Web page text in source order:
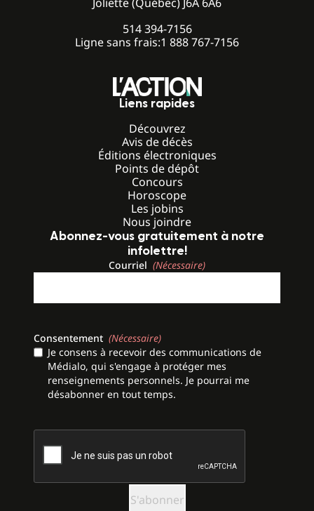
514 394-7156
Ligne sans frais:1 888 767-7156
Liens rapides
Découvrez
Avis de décès
Éditions électroniques
Points de dépôt
Concours
Horoscope
Les jobins
Nous joindre
Abonnez-vous gratuitement à notre
infolettre!
Courriel (Nécessaire)
Consentement (Nécessaire)
Je consens à recevoir des communications de
Médialo, qui s'engage à protéger mes
renseignements personnels. Je pourrai me
désabonner en tout temps.